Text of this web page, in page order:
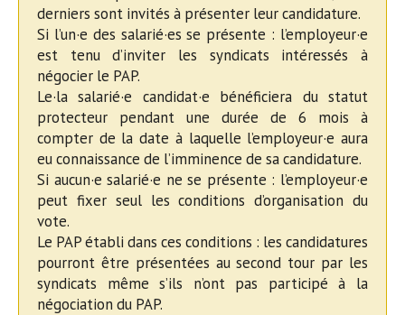
derniers sont invités à présenter leur candidature.
Si l’un·e des salarié·es se présente : l’employeur·e
est tenu d’inviter les syndicats intéressés à
négocier le PAP.
Le·la salarié·e candidat·e bénéficiera du statut
protecteur pendant une durée de 6 mois à
compter de la date à laquelle l’employeur·e aura
eu connaissance de l’imminence de sa candidature.
Si aucun·e salarié·e ne se présente : l’employeur·e
peut fixer seul les conditions d’organisation du
vote.
Le PAP établi dans ces conditions : les candidatures
pourront être présentées au second tour par les
syndicats même s’ils n’ont pas participé à la
négociation du PAP.